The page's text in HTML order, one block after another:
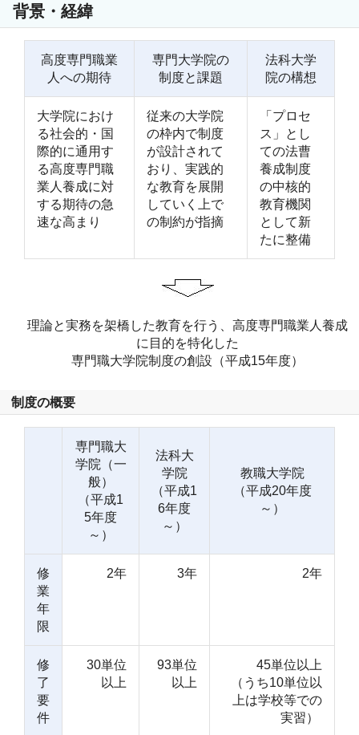
背景・経緯
高度専門職業
人への期待
専門大学院の
制度と課題
法科大学
院の構想
大学院におけ
る社会的・国
際的に通用す
る高度専門職
業人養成に対
する期待の急
速な高まり
従来の大学院
の枠内で制度
が設計されて
おり、実践的
な教育を展開
していく上で
の制約が指摘
「プロセ
ス」とし
ての法曹
養成制度
の中核的
教育機関
として新
たに整備
理論と実務を架橋した教育を行う、高度専門職業人養成
に目的を特化した
専門職大学院制度の創設（平成15年度）
制度の概要
専門職大
学院（一
般）
（平成1
5年度
～）
法科大
学院
（平成1
6年度
～）
教職大学院
（平成20年度
～）
修
業
年
限
2年 3年 2年
修
了
要
件
30単位
以上
93単位
以上
45単位以上
（うち10単位以
上は学校等での
実習）